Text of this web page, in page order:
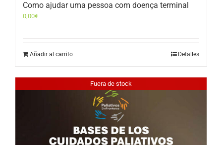
Como ajudar uma pessoa com doença terminal
0,00€
Añadir al carrito Detalles
Fuera de stock